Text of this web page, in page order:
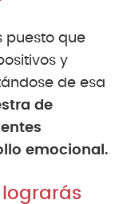
puesto que
y
de esa
de
emocional.